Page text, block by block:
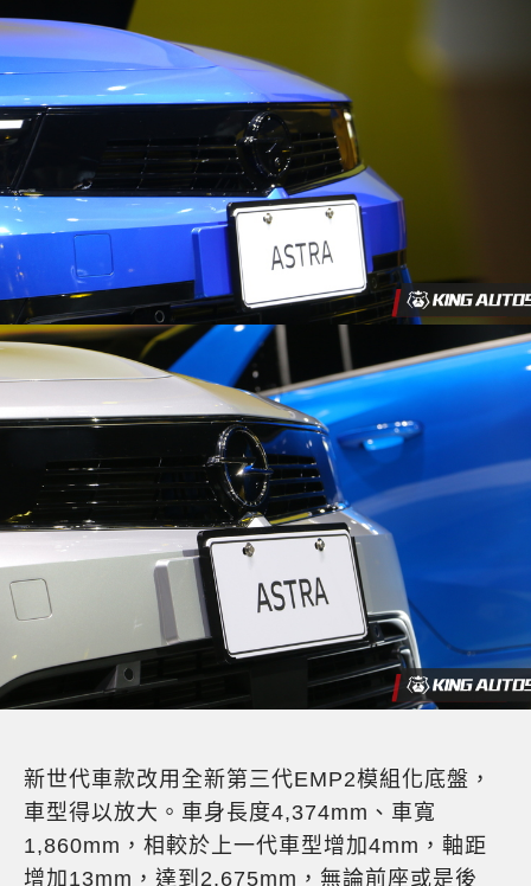
新世代車款改用全新第三代EMP2模組化底盤，
車型得以放大。車身長度4,374mm、車寬
1,860mm，相較於上一代車型增加4mm，軸距
增加13mm，達到2,675mm，無論前座或是後